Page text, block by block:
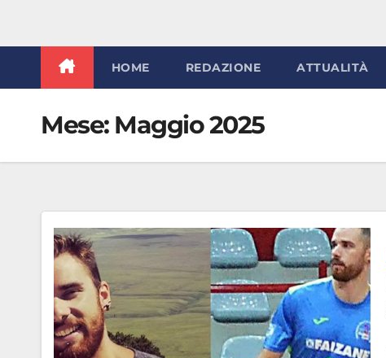
HOME REDAZIONE ATTUALITÀ
Mese: Maggio 2025